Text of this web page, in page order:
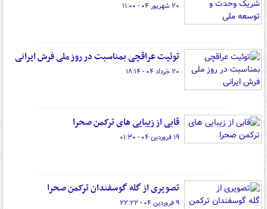
۲۰ شهریور ۰۴ - ۱۱:۰۰
توئیت عراقچی بمناسبت در روز ملی فرش ایرانی
۲۰ خرداد ۰۴ - ۱۸:۱۴
قابی از زیبایی های ترکمن صحرا
۱۹ فروردین ۰۴ - ۰۱:۳۰
تصویری از گله گوسفندان ترکمن صحرا
۹ فروردین ۰۴ - ۲۲:۲۲